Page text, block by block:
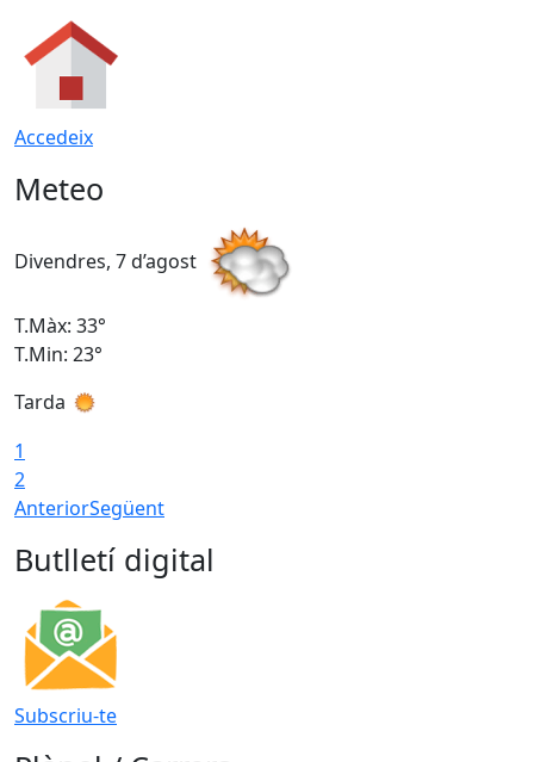
Accedeix
Meteo
Divendres, 7 d’agost
T.Màx: 33°
T.Min: 23°
Tarda
1
2
AnteriorSegüent
Butlletí digital
Subscriu-te